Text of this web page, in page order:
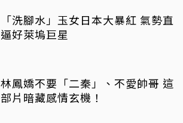
「洗腳水」玉女日本大暴紅 氣勢直
逼好萊塢巨星
林鳳嬌不要「二秦」、不愛帥哥 這
部片暗藏感情玄機！